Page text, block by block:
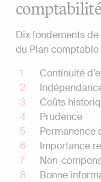
Dix fondements
du Plan comptable
Continuité
Coûts
Prudence
Permanence
Importance
Non-
Bonne